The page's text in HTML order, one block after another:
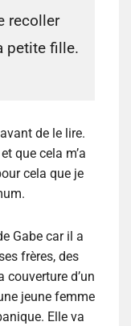
recoller
petite fille.
de le lire.
que cela m’a
cela que je
Gabe car il a
frères, des
couverture d’un
jeune femme
Elle va